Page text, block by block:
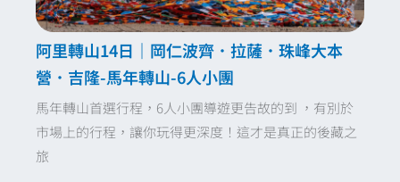
阿里轉山14日｜岡仁波齊．拉薩．珠峰大本
營．吉隆-馬年轉山-6人小團
馬年轉山首選行程，6人小團導遊更告故的到 ，有別於
市場上的行程，讓你玩得更深度！這才是真正的後藏之
旅